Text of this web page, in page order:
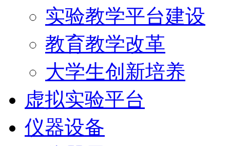
实验教学平台建设
教育教学改革
大学生创新培养
虚拟实验平台
仪器设备